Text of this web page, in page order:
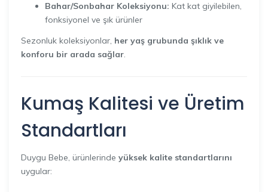
Bahar/Sonbahar Koleksiyonu: Kat kat giyilebilen,
fonksiyonel ve şık ürünler
Sezonluk koleksiyonlar, her yaş grubunda şıklık ve
konforu bir arada sağlar
Kumaş Kalitesi ve Üretim
Standartları
Duygu Bebe, ürünlerinde yüksek kalite standartlarını
uygular: